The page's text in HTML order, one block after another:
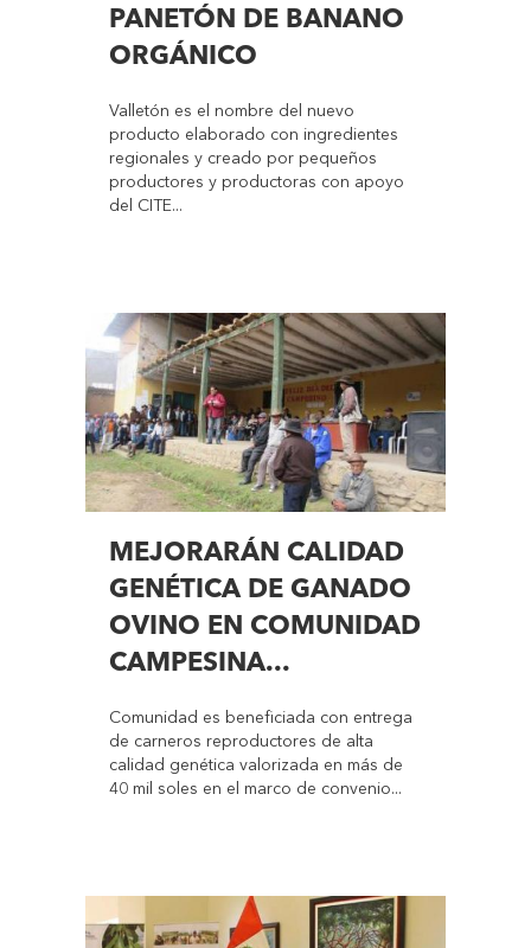
PANETÓN DE BANANO
ORGÁNICO
Valletón es el nombre del nuevo
producto elaborado con ingredientes
regionales y creado por pequeños
productores y productoras con apoyo
del CITE...
MEJORARÁN CALIDAD
GENÉTICA DE GANADO
OVINO EN COMUNIDAD
CAMPESINA...
Comunidad es beneficiada con entrega
de carneros reproductores de alta
calidad genética valorizada en más de
40 mil soles en el marco de convenio...